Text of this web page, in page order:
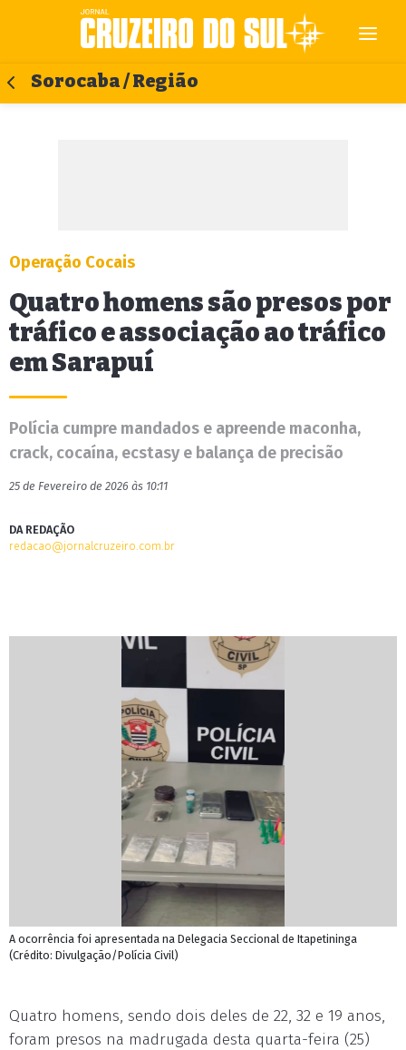
Sorocaba / Região
Operação Cocais
Quatro homens são presos por
tráfico e associação ao tráfico
em Sarapuí
Polícia cumpre mandados e apreende maconha,
crack, cocaína, ecstasy e balança de precisão
25 de Fevereiro de 2026 às 10:11
DA REDAÇÃO
redacao@jornalcruzeiro.com.br
A ocorrência foi apresentada na Delegacia Seccional de Itapetininga
(Crédito: Divulgação/Polícia Civil)
Quatro homens, sendo dois deles de 22, 32 e 19 anos,
foram presos na madrugada desta quarta-feira (25)